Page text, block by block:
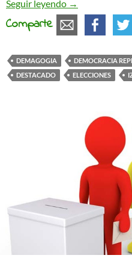
Seguir leyendo Maniqueísmo
→
Comparte
DEMAGOGIA DEMOCRACIA
DESTACADO
ELECCIONES